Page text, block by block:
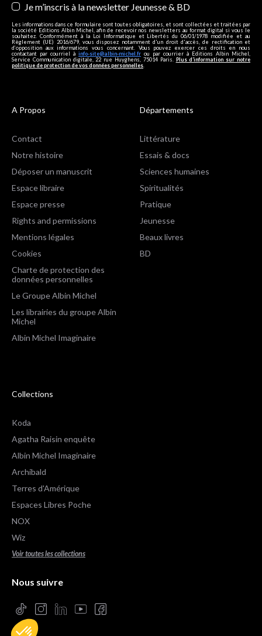
aimerait bien vous accompagner
par
Je m’inscris à la newsletter Jeunesse & BD
Les informations dans ce formulaire sont toutes obligatoires, et sont collectées et traitées par
la société Editions Albin Michel, afin de recevoir nos newsletters au format digital si vous le
souhaitez. Conformément à la Loi Informatique et Libertés du 06/01/1978 modifiée et au
Règlement (UE) 2016/679, vous disposez notamment d'un droit d'accès, de rectification et
d’opposition aux informations vous concernant. Vous pouvez exercer ces droits en nous
contactant par courriel à info-site@albin-michel.fr ou par courrier à Editions Albin Michel,
Service Communication digitale, 22 rue Huyghens, 75014 Paris. Plus d’information sur notre
politique de protection de vos données personnelles
A Propos
Contact
Notre histoire
Déposer un manuscrit
Espace libraire
Espace presse
Rights and permissions
Mentions légales
Cookies
Charte de protection des
données personnelles
Le Groupe Albin Michel
Les librairies du groupe Albin
Michel
Albin Michel Imaginaire
Départements
Littérature
Essais & docs
Sciences humaines
Spiritualités
Pratique
Jeunesse
Beaux livres
BD
Collections
Koda
Agatha Raisin enquête
Albin Michel Imaginaire
Archibald
Terres d'Amérique
Espaces Libres Poche
NOX
Wiz
Voir toutes les collections
Nous suivre